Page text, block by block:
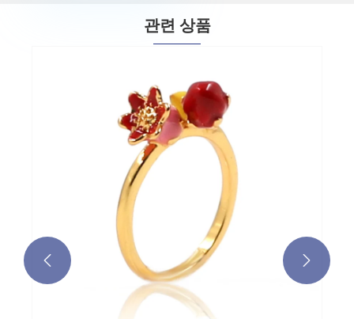
관련 상품
 